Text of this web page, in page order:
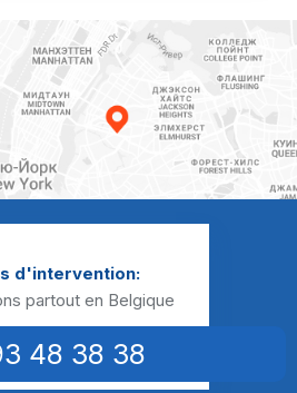
Callenelle
Calonne
Chapelle-à-Oie
Chapelle-à-Wattines
Ere
d'intervention:
partout en Belgique
48 38 38